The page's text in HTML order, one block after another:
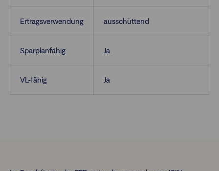
Ertragsverwendung ausschüttend
Sparplanfähig Ja
VL-fähig Ja